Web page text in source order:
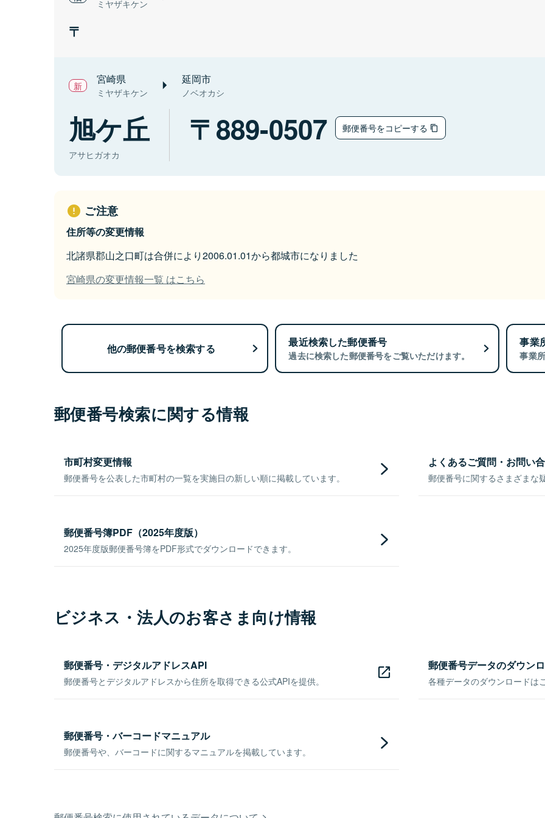
ミヤザキケン
宮崎県
ミヤザキケン
延岡市
ノベオカシ
旭ケ丘
アサヒガオカ
889-0507 郵便番号をコピーする
ご注意
住所等の変更情報
北諸県郡山之口町は合併により2006.01.01から都城市になりました
宮崎県の変更情報一覧 はこちら
他の郵便番号を検索する 最近検索した郵便番号
過去に検索した郵便番号をご覧いただけます。
事業
事業
郵便番号検索に関する情報
市町村変更情報
郵便番号を公表した市町村の一覧を実施日の新しい順に掲載しています。
よくあるご質問・お問い
郵便番号に関するさまざまな
郵便番号簿PDF（2025年度版）
2025年度版郵便番号簿をPDF形式でダウンロードできます。
ビジネス・法人のお客さま向け情報
郵便番号・デジタルアドレスAPI
郵便番号とデジタルアドレスから住所を取得できる公式APIを提供。
郵便番号データのダウン
各種データのダウンロードは
郵便番号・バーコードマニュアル
郵便番号や、バーコードに関するマニュアルを掲載しています。